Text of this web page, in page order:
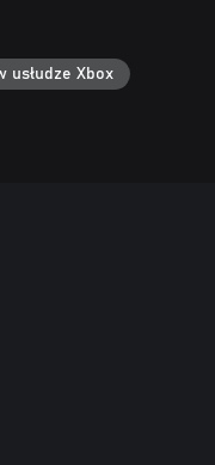
usłudze Xbox